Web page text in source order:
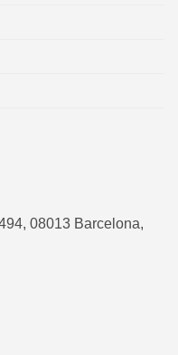
08013 Barcelona,